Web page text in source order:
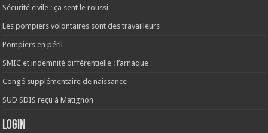
Sécurité civile : ça sent le roussi…
Les pompiers volontaires sont des travailleurs
Pompiers en péril
SMIC et indemnité différentielle : l’arnaque
Congé supplémentaire de naissance
SUD SDIS reçu à Matignon
Login